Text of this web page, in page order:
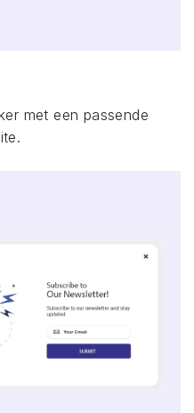
met een passende